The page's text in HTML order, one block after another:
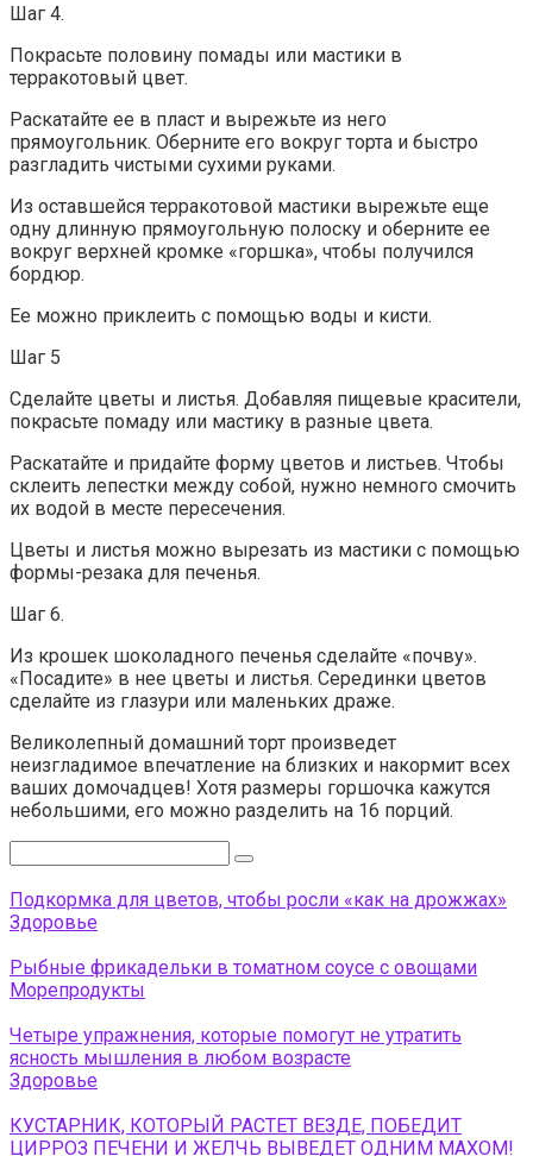
Шаг 4.
Покрасьте половину помады или мастики в
терракотовый цвет.
Раскатайте ее в пласт и вырежьте из него
прямоугольник. Оберните его вокруг торта и быстро
разгладить чистыми сухими руками.
Из оставшейся терракотовой мастики вырежьте еще
одну длинную прямоугольную полоску и оберните ее
вокруг верхней кромке «горшка», чтобы получился
бордюр.
Ее можно приклеить с помощью воды и кисти.
Шаг 5
Сделайте цветы и листья. Добавляя пищевые красители,
покрасьте помаду или мастику в разные цвета.
Раскатайте и придайте форму цветов и листьев. Чтобы
склеить лепестки между собой, нужно немного смочить
их водой в месте пересечения.
Цветы и листья можно вырезать из мастики с помощью
формы-резака для печенья.
Шаг 6.
Из крошек шоколадного печенья сделайте «почву».
«Посадите» в нее цветы и листья. Серединки цветов
сделайте из глазури или маленьких драже.
Великолепный домашний торт произведет
неизгладимое впечатление на близких и накормит всех
ваших домочадцев! Хотя размеры горшочка кажутся
небольшими, его можно разделить на 16 порций.
Подкормка для цветов, чтобы росли «как на дрожжах»
Здоровье
Рыбные фрикадельки в томатном соусе с овощами
Морепродукты
Четыре упражнения, которые помогут не утратить
ясность мышления в любом возрасте
Здоровье
КУСТАРНИК, КОТОРЫЙ РАСТЕТ ВЕЗДЕ, ПОБЕДИТ
ЦИРРОЗ ПЕЧЕНИ И ЖЕЛЧЬ ВЫВЕДЕТ ОДНИМ МАХОМ!